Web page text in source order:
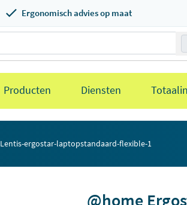
Ergonomisch advies op maat
Producten Diensten
Lentis-ergostar-laptopstandaard-flexible-1
@home